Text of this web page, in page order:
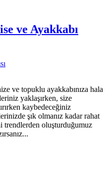
ve Ayakkabı
ve topuklu ayakkabınıza hala
yaklaşırken, size
kaybedeceğiniz
şık olmanız kadar rahat
trendlerden oluşturduğumuz